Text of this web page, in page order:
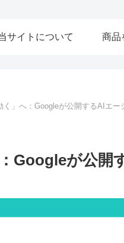
サイトについて 商品
く」へ：Googleが公開するAIエー
Googleが公開